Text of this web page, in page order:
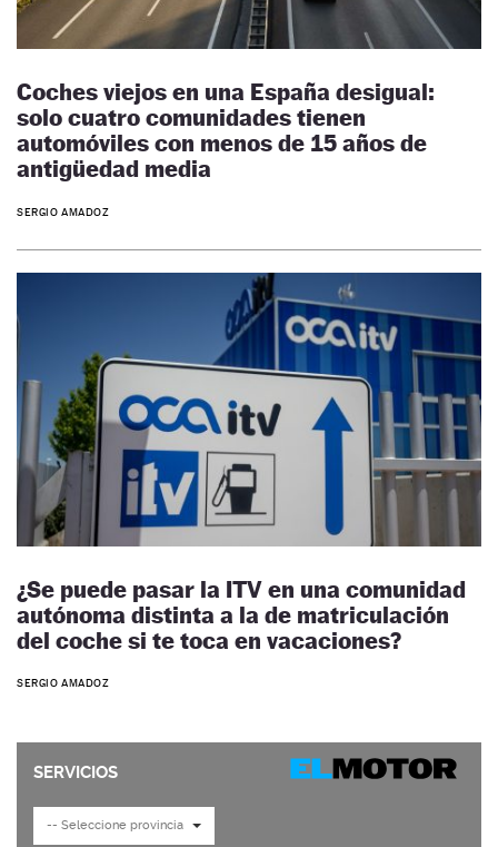
Coches viejos en una España desigual:
solo cuatro comunidades tienen
automóviles con menos de 15 años de
antigüedad media
SERGIO AMADOZ
¿Se puede pasar la ITV en una comunidad
autónoma distinta a la de matriculación
del coche si te toca en vacaciones?
SERGIO AMADOZ